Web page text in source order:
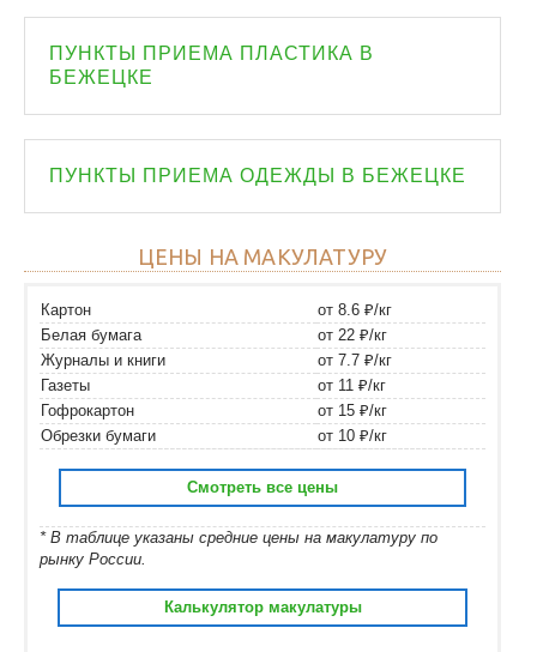
ПУНКТЫ ПРИЕМА ПЛАСТИКА В
БЕЖЕЦКЕ
ПУНКТЫ ПРИЕМА ОДЕЖДЫ В БЕЖЕЦКЕ
ЦЕНЫ НА МАКУЛАТУРУ
Картон
от 8.6 ₽/кг
Белая бумага
от 22 ₽/кг
Журналы и книги
от 7.7 ₽/кг
Газеты
от 11 ₽/кг
Гофрокартон
от 15 ₽/кг
Обрезки бумаги
от 10 ₽/кг
Смотреть все цены
* В таблице указаны средние цены на макулатуру по
рынку России.
Калькулятор макулатуры